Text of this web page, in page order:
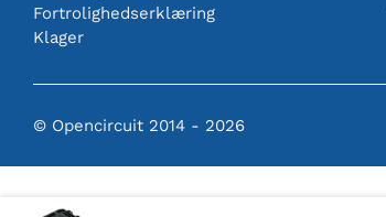
Fortrolighedserklæring
Klager
© Opencircuit 2014 - 2026